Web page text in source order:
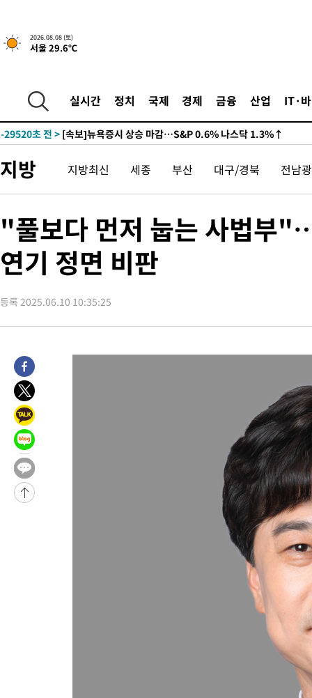
2026.08.08 (토)
서울 29.6℃
실시간 정치 국제 경제 금융 산업 IT·
-29520초 전 > [속보]뉴욕증시 상승 마감…S&P 0.6% 나스닥 1.3%↑
지방 지방최신 세종 부산 대구/경북 전남
"풀보다 먼저 눕는 사법부
연기 정면 비판
등록 2025.06.10 10:35:25